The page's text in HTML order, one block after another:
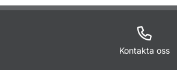
Kontakta oss